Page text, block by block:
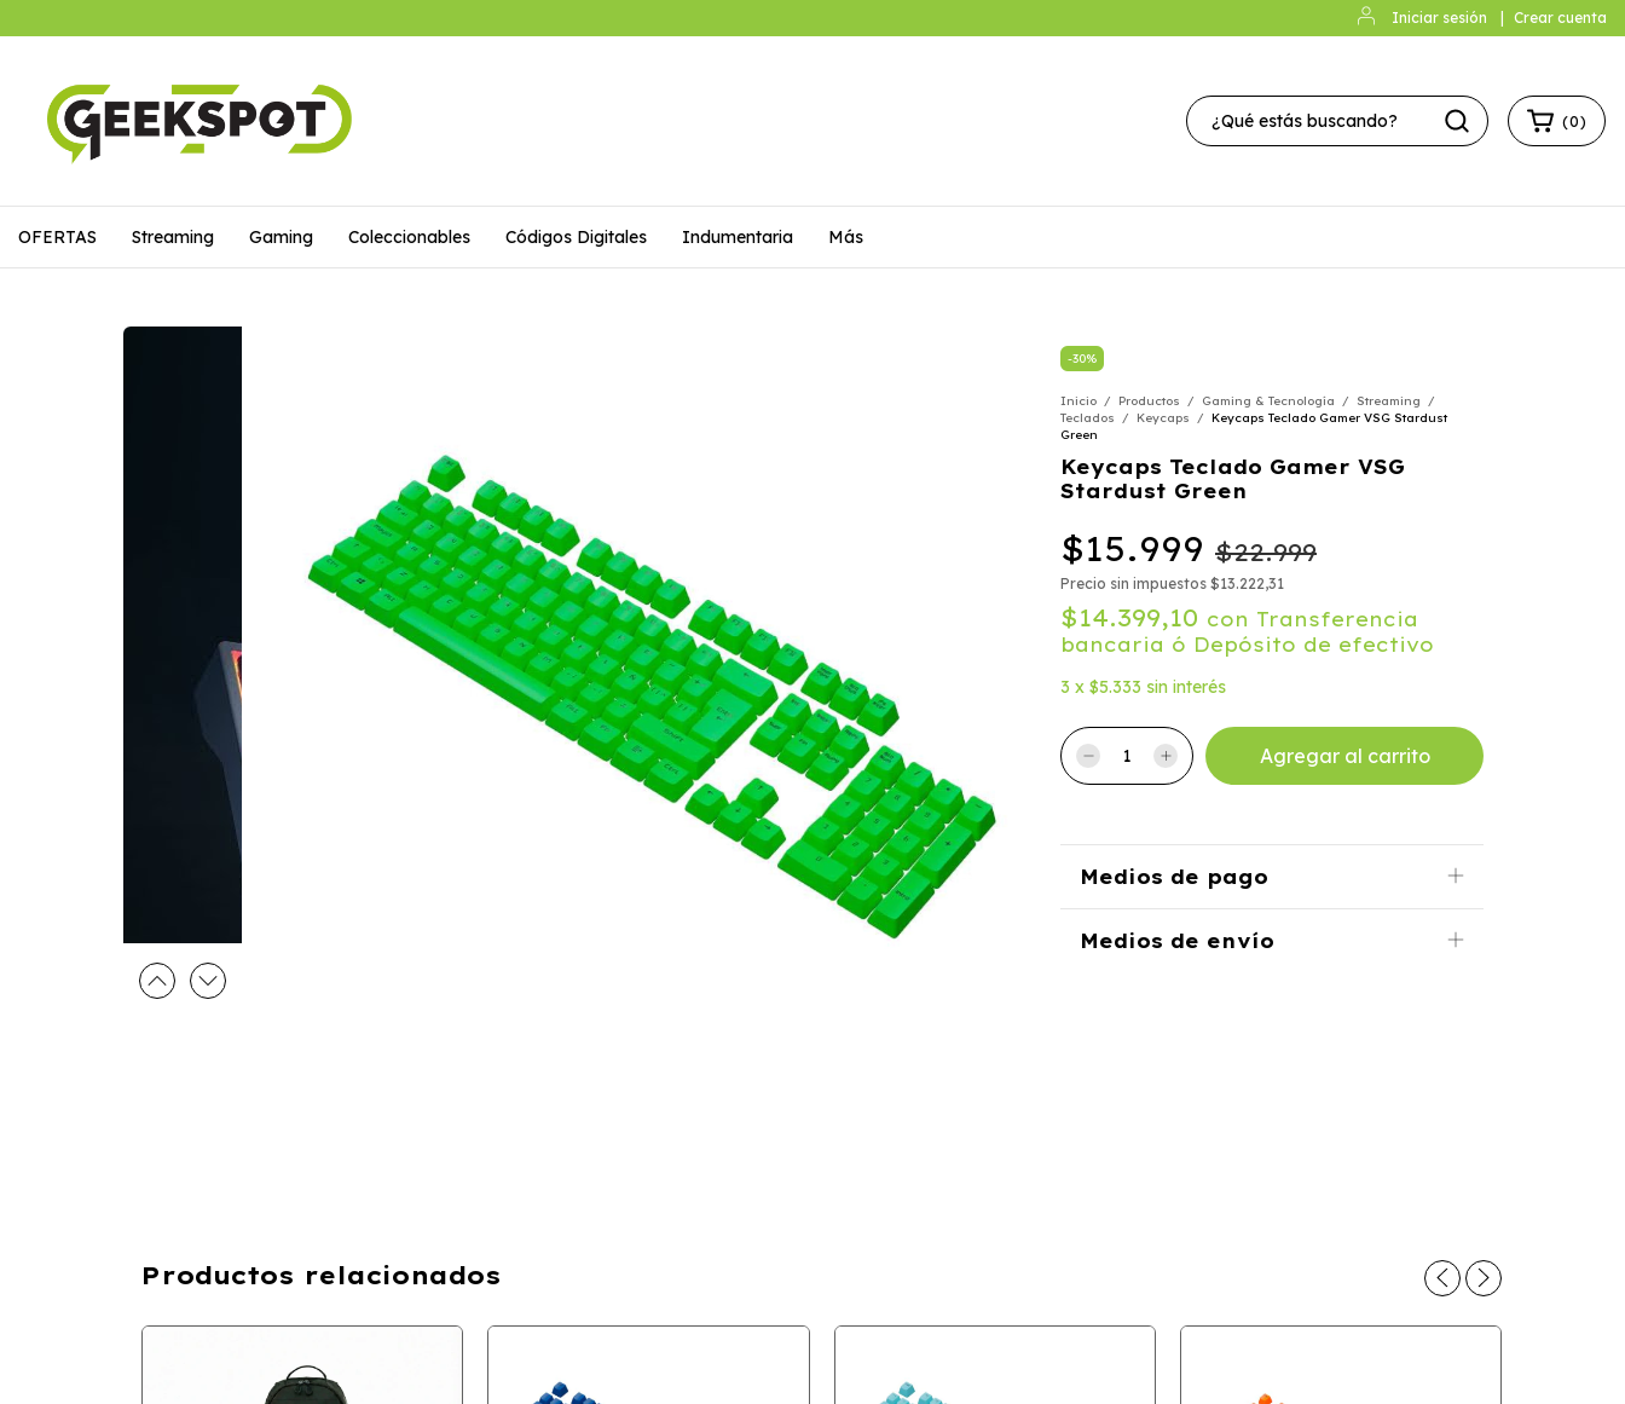
Iniciar sesión Crear cuenta
(0)
OFERTAS Streaming Gaming Coleccionables Códigos Digitales Indumentaria Más
-30%
Inicio / Productos / Gaming & Tecnología / Streaming
/
Teclados
/ Keycaps / Keycaps Teclado Gamer VSG Stardust
Green
Keycaps Teclado Gamer VSG
Stardust Green
$15.999 $22.999
Precio sin impuestos $13.222,31
$14.399,10 con Transferencia
bancaria ó Depósito de efectivo
3 x $5.333 sin interés
Medios de pago
Medios de envío
Productos relacionados